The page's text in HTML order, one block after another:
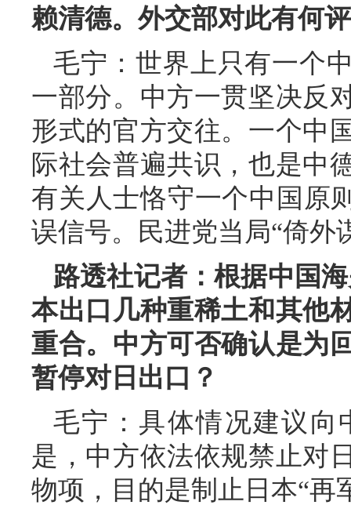
赖清德。外交部对此有何
毛宁：世界上只有一个
一部分。中方一贯坚决反
形式的官方交往。一个中
际社会普遍共识，也是中
有关人士恪守一个中国原
误信号。民进党当局“倚外
路透社记者：根据中国
本出口几种重稀土和其他
重合。中方可否确认是为
暂停对日出口？
毛宁：具体情况建议向
是，中方依法依规禁止对
物项，目的是制止日本“再